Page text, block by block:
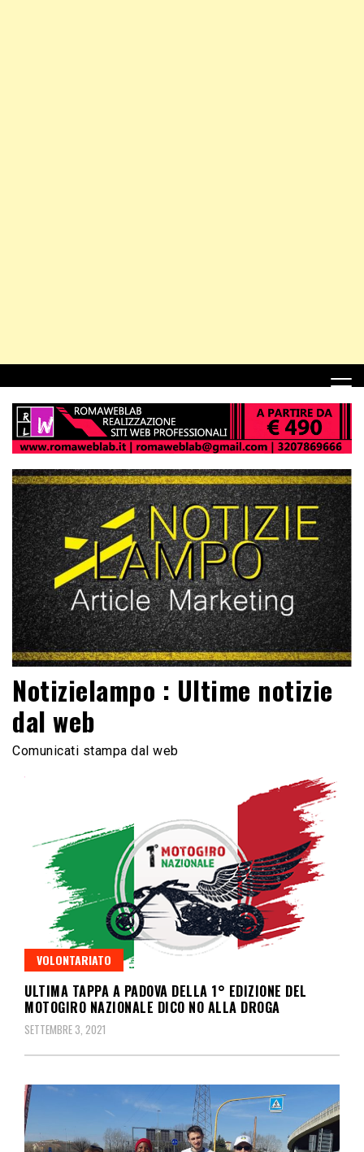
Notizielampo : Ultime notizie
dal web
Comunicati stampa dal web
VOLONTARIATO
ULTIMA TAPPA A PADOVA DELLA 1° EDIZIONE DEL
MOTOGIRO NAZIONALE DICO NO ALLA DROGA
SETTEMBRE 3, 2021